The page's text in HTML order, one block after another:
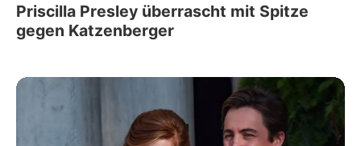
Priscilla Presley überrascht mit Spitze
gegen Katzenberger